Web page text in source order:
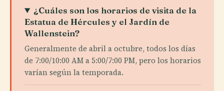
¿Cuáles son los horarios de visita de la
Estatua de Hércules y el Jardín de
Wallenstein?
Generalmente de abril a octubre, todos los días
de 7:00/10:00 AM a 5:00/7:00 PM, pero los horarios
varían según la temporada.